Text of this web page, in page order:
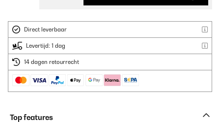
Direct leverbaar
Levertijd: 1 dag
14 dagen retourrecht
Top features